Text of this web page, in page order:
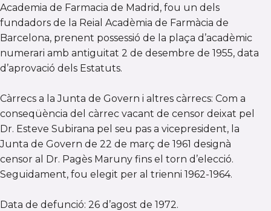
Academia de Farmacia de Madrid, fou un dels
fundadors de la Reial Acadèmia de Farmàcia de
Barcelona, prenent possessió de la plaça d’acadèmic
numerari amb antiguitat 2 de desembre de 1955, data
d’aprovació dels Estatuts.
Càrrecs a la Junta de Govern i altres càrrecs: Com a
conseqüència del càrrec vacant de censor deixat pel
Dr. Esteve Subirana pel seu pas a vicepresident, la
Junta de Govern de 22 de març de 1961 designà
censor al Dr. Pagès Maruny fins el torn d’elecció.
Seguidament, fou elegit per al trienni 1962-1964.
Data de defunció: 26 d’agost de 1972.